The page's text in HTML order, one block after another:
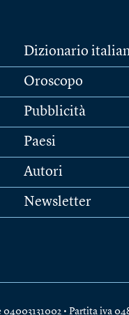
Dizionario
Oroscopo
Pubblicità
Paesi
Autori
Newsletter
• Partita iva